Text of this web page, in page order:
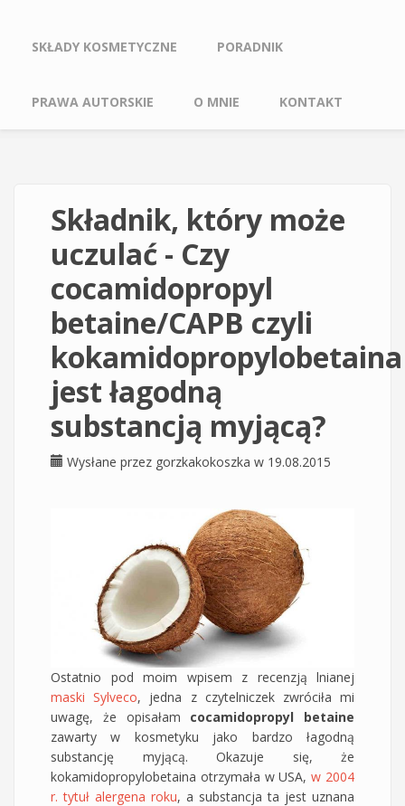
SKŁADY KOSMETYCZNE PORADNIK
PRAWA AUTORSKIE O MNIE KONTAKT
Składnik, który może
uczulać - Czy
cocamidopropyl
betaine/CAPB czyli
kokamidopropylobetaina
jest łagodną
substancją myjącą?
Wysłane przez gorzkakokoszka w 19.08.2015
Ostatnio pod moim wpisem z recenzją lnianej
maski Sylveco, jedna z czytelniczek zwróciła mi
uwagę, że opisałam cocamidopropyl betaine
zawarty w kosmetyku jako bardzo łagodną
substancję myjącą. Okazuje się, że
kokamidopropylobetaina otrzymała w USA,w 2004
r. tytuł alergena roku, a substancja ta jest uznana